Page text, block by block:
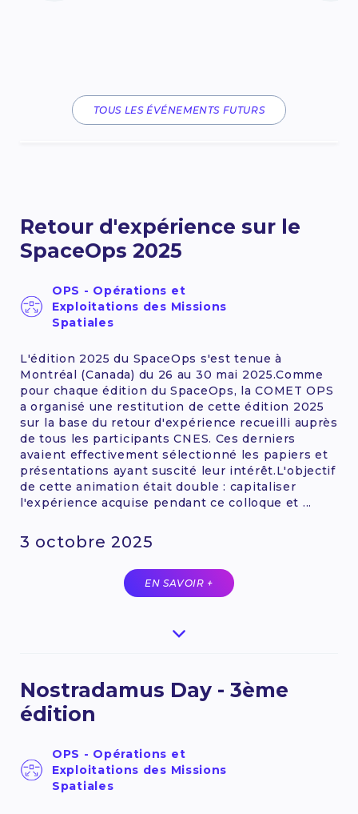
TOUS LES ÉVÉNEMENTS FUTURS
3 octobre 2025
Retour d'expérience sur le
SpaceOps 2025
OPS - Opérations et
Exploitations des Missions
Spatiales
L'édition 2025 du SpaceOps s'est tenue à
Montréal (Canada) du 26 au 30 mai 2025.Comme
pour chaque édition du SpaceOps, la COMET OPS
a organisé une restitution de cette édition 2025
sur la base du retour d'expérience recueilli auprès
de tous les participants CNES. Ces derniers
avaient effectivement sélectionné les papiers et
présentations ayant suscité leur intérêt.L'objectif
de cette animation était double : capitaliser
l'expérience acquise pendant ce colloque et ...
EN SAVOIR +
Nostradamus Day - 3ème
édition
OPS - Opérations et
Exploitations des Missions
Spatiales